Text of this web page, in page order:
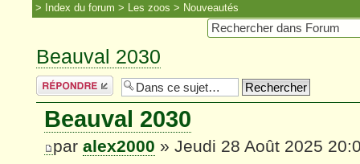
Index du forum Les zoos Nouveautés
Beauval 2030
Répondre
Beauval 2030
par alex2000 » Jeudi 28 Août 2025